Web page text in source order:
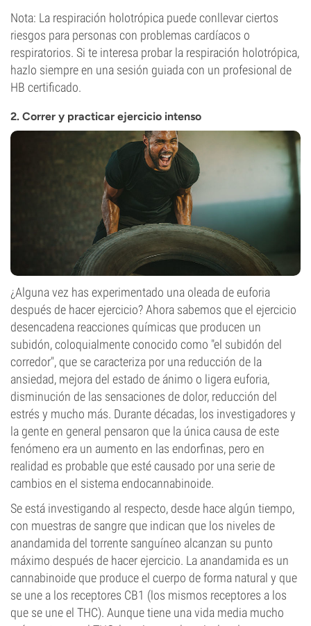
Nota: La respiración holotrópica puede conllevar ciertos
riesgos para personas con problemas cardíacos o
respiratorios. Si te interesa probar la respiración holotrópica,
hazlo siempre en una sesión guiada con un profesional de
HB certificado.
2. Correr y practicar ejercicio intenso
¿Alguna vez has experimentado una oleada de euforia
después de hacer ejercicio? Ahora sabemos que el ejercicio
desencadena reacciones químicas que producen un
subidón, coloquialmente conocido como "el subidón del
corredor", que se caracteriza por una reducción de la
ansiedad, mejora del estado de ánimo o ligera euforia,
disminución de las sensaciones de dolor, reducción del
estrés y mucho más. Durante décadas, los investigadores y
la gente en general pensaron que la única causa de este
fenómeno era un aumento en las endorfinas, pero en
realidad es probable que esté causado por una serie de
cambios en el sistema endocannabinoide.
Se está investigando al respecto, desde hace algún tiempo,
con muestras de sangre que indican que los niveles de
anandamida del torrente sanguíneo alcanzan su punto
máximo después de hacer ejercicio. La anandamida es un
cannabinoide que produce el cuerpo de forma natural y que
se une a los receptores CB1 (los mismos receptores a los
que se une el THC). Aunque tiene una vida media mucho